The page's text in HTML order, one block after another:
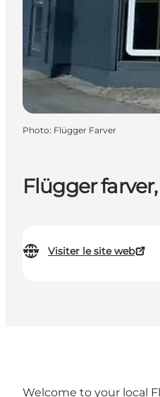
Flügger
Visiter le site web
Photo: Flügger Farver
Welcome to your local